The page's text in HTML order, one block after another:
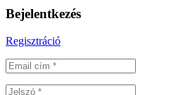
Bejelentkezés
Regisztráció